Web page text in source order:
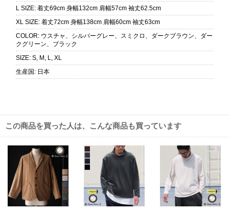
L SIZE: 着丈69cm 身幅132cm 肩幅57cm 袖丈62.5cm
XL SIZE: 着丈72cm 身幅138cm 肩幅60cm 袖丈63cm
COLOR: ウスチャ、シルバーグレー、スミクロ、ダークブラウン、ダー
クグリーン、ブラック
SIZE: S, M, L, XL
生産国 : 日本
この商品を買った人は、こんな商品も買っています